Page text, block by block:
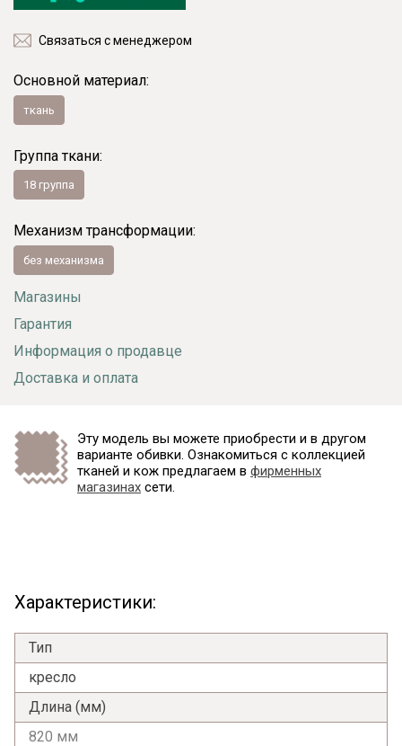
Связаться с менеджером
Основной материал:
ткань
Группа ткани:
18 группа
Механизм трансформации:
без механизма
Магазины
Гарантия
Информация о продавце
Доставка и оплата
Эту модель вы можете приобрести и в другом
варианте обивки. Ознакомиться с коллекцией
тканей и кож предлагаем в фирменных
магазинах сети.
Характеристики:
Тип
кресло
Длина (мм)
820 мм